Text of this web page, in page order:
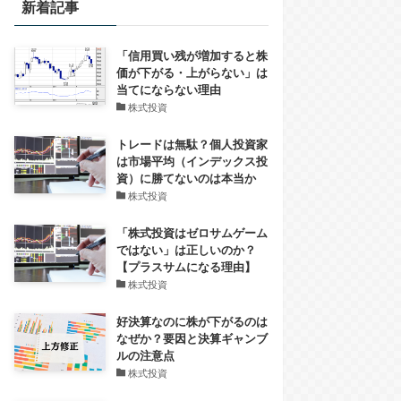
新着記事
「信用買い残が増加すると株
価が下がる・上がらない」は
当てにならない理由
株式投資
トレードは無駄？個人投資家
は市場平均（インデックス投
資）に勝てないのは本当か
株式投資
「株式投資はゼロサムゲーム
ではない」は正しいのか？
【プラスサムになる理由】
株式投資
好決算なのに株が下がるのは
なぜか？要因と決算ギャンブ
ルの注意点
株式投資